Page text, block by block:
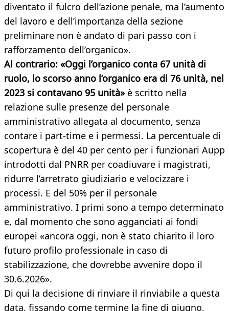
diventato il fulcro dell’azione penale, ma l’aumento
del lavoro e dell’importanza della sezione
preliminare non è andato di pari passo con i
rafforzamento dell’organico».
Al contrario: «Oggi l’organico conta 67 unità di
ruolo, lo scorso anno l’organico era di 76 unità, nel
2023 si contavano 95 unità» è scritto nella
relazione sulle presenze del personale
amministrativo allegata al documento, senza
contare i part-time e i permessi. La percentuale di
scopertura è del 40 per cento per i funzionari Aupp
introdotti dal PNRR per coadiuvare i magistrati,
ridurre l’arretrato giudiziario e velocizzare i
processi. E del 50% per il personale
amministrativo. I primi sono a tempo determinato
e, dal momento che sono agganciati ai fondi
europei «ancora oggi, non è stato chiarito il loro
futuro profilo professionale in caso di
stabilizzazione, che dovrebbe avvenire dopo il
30.6.2026».
Di qui la decisione di rinviare il rinviabile a questa
data, fissando come termine la fine di giugno,